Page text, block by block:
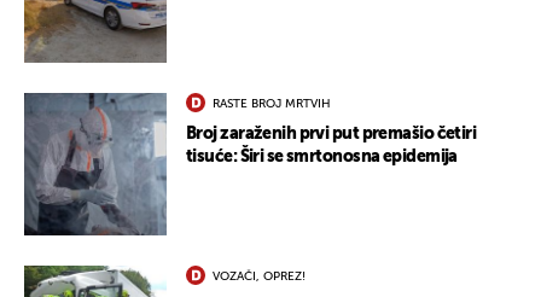
RASTE BROJ MRTVIH
Broj zaraženih prvi put premašio četiri
tisuće: Širi se smrtonosna epidemija
VOZAČI, OPREZ!